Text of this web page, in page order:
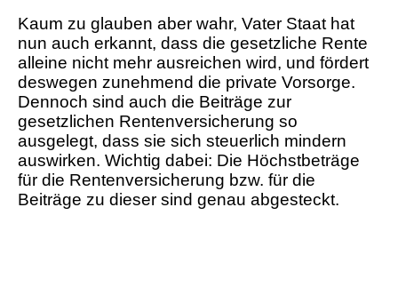
Kaum zu glauben aber wahr, Vater Staat hat
nun auch erkannt, dass die gesetzliche Rente
alleine nicht mehr ausreichen wird, und fördert
deswegen zunehmend die private Vorsorge.
Dennoch sind auch die Beiträge zur
gesetzlichen Rentenversicherung so
ausgelegt, dass sie sich steuerlich mindern
auswirken. Wichtig dabei: Die Höchstbeträge
für die Rentenversicherung bzw. für die
Beiträge zu dieser sind genau abgesteckt.